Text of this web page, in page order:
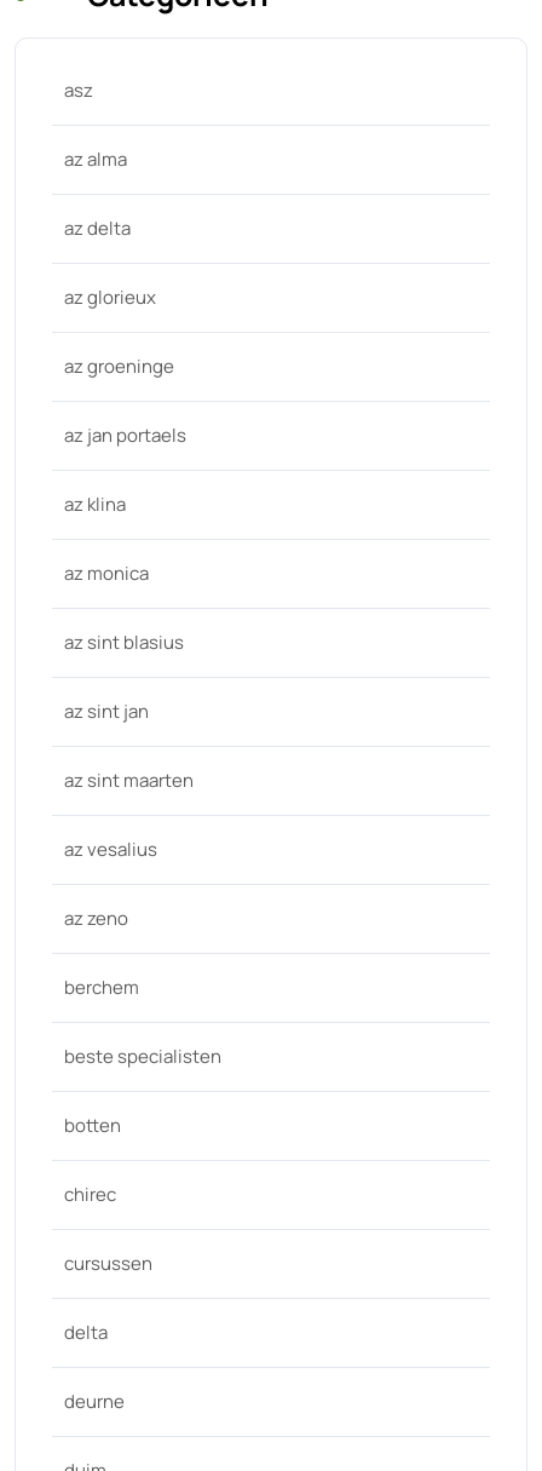
asz
az alma
az delta
az glorieux
az groeninge
az jan portaels
az klina
az monica
az sint blasius
az sint jan
az sint maarten
az vesalius
az zeno
berchem
beste specialisten
botten
chirec
cursussen
delta
deurne